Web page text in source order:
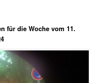
für die Woche vom 11.